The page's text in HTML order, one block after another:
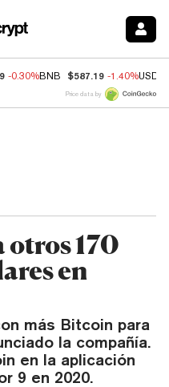
-0.30%BNB $587.19 -1.40%USDC
Price data by
otros 170
en
más Bitcoin para
la compañía.
en la aplicación
9 en 2020.